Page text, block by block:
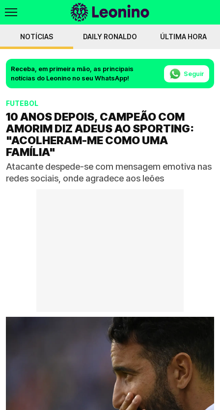
NOTÍCIAS DAILY RONALDO ÚLTIMA HORA
Receba, em primeira mão, as principais
notícias do Leonino no seu WhatsApp!
Seguir
FUTEBOL
10 ANOS DEPOIS, CAMPEÃO COM
AMORIM DIZ ADEUS AO SPORTING:
"ACOLHERAM-ME COMO UMA
FAMÍLIA"
Atacante despede-se com mensagem emotiva nas
redes sociais, onde agradece aos leões